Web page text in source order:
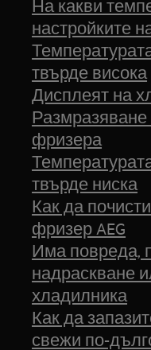
На какви
настройките
твърде висока
Дисплеят на
фризера
твърде ниска
Как да
фризер AEG
Има повреда,
надраскване
хладилника
Как да
свежи по-